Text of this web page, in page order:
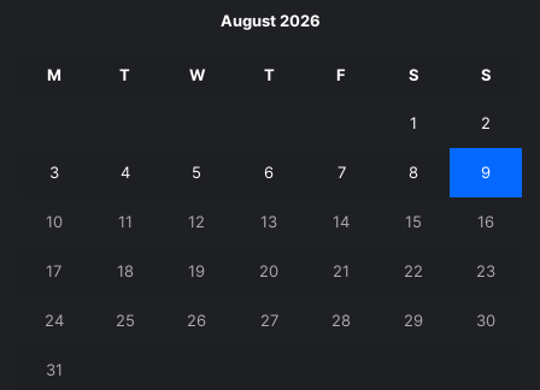
August 2026
M T W T F S S
1 2
3 4 5 6 7 8 9
10 11 12 13 14 15 16
17 18 19 20 21 22 23
24 25 26 27 28 29 30
31